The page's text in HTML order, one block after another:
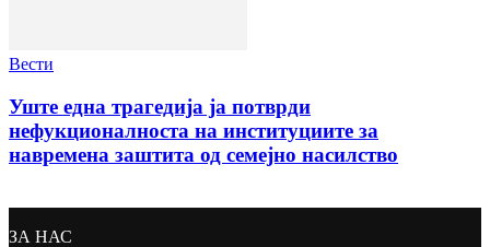
Вести
Уште една трагедија ја потврди
нефукционалноста на институциите за
навремена заштита од семејно насилство
ЗА НАС